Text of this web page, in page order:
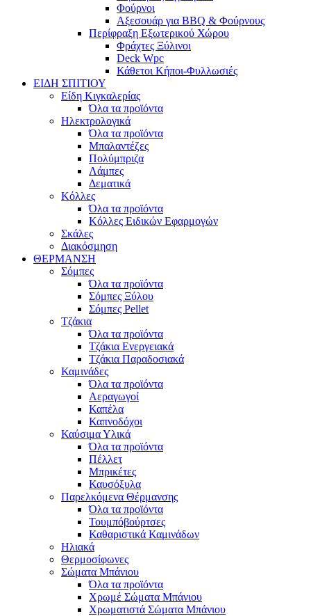
Φούρνοι
Αξεσουάρ για BBQ & Φούρνους
Περίφραξη Εξωτερικού Χώρου
Φράχτες Ξύλινοι
Deck Wpc
Κάθετοι Κήποι-Φυλλωσιές
ΕΙΔΗ ΣΠΙΤΙΟΥ
Είδη Κιγκαλερίας
Όλα τα προϊόντα
Ηλεκτρολογικά
Όλα τα προϊόντα
Μπαλαντέζες
Πολύμπριζα
Λάμπες
Δεματικά
Κόλλες
Όλα τα προϊόντα
Κόλλες Ειδικών Εφαρμογών
Σκάλες
Διακόσμηση
ΘΕΡΜΑΝΣΗ
Σόμπες
Όλα τα προϊόντα
Σόμπες Ξύλου
Σόμπες Pellet
Τζάκια
Όλα τα προϊόντα
Τζάκια Ενεργειακά
Τζάκια Παραδοσιακά
Καμινάδες
Όλα τα προϊόντα
Αεραγωγοί
Καπέλα
Καπνοδόχοι
Καύσιμα Υλικά
Όλα τα προϊόντα
Πέλλετ
Μπρικέτες
Καυσόξυλα
Παρελκόμενα Θέρμανσης
Όλα τα προϊόντα
Τουμπόβούρτσες
Καθαριστικά Καμινάδων
Ηλιακά
Θερμοσίφωνες
Σώματα Μπάνιου
Όλα τα προϊόντα
Χρωμέ Σώματα Μπάνιου
Χρωματιστά Σώματα Μπάνιου